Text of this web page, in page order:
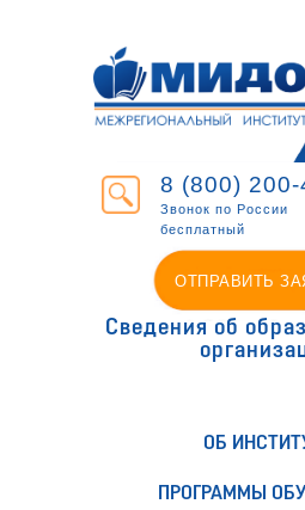
8 (800) 200-
Звонок по России
бесплатный
ОТПРАВИТЬ
Сведения об
ОБ
ПРОГРАММЫ